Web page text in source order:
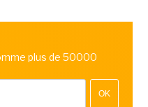
plus de 50000
OK